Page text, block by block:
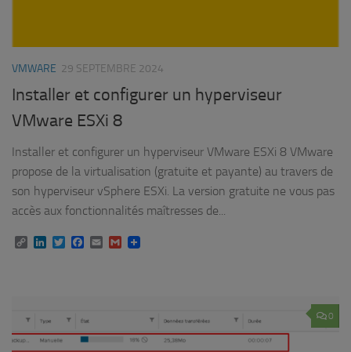
VMWARE 29 SEPTEMBRE 2024
Installer et configurer un hyperviseur
VMware ESXi 8
Installer et configurer un hyperviseur VMware ESXi 8 VMware
propose de la virtualisation (gratuite et payante) au travers de
son hyperviseur vSphere ESXi. La version gratuite ne vous pas
accès aux fonctionnalités maîtresses de...
CopyLinkedIn
TwitterFacebook
EmailGmail
0